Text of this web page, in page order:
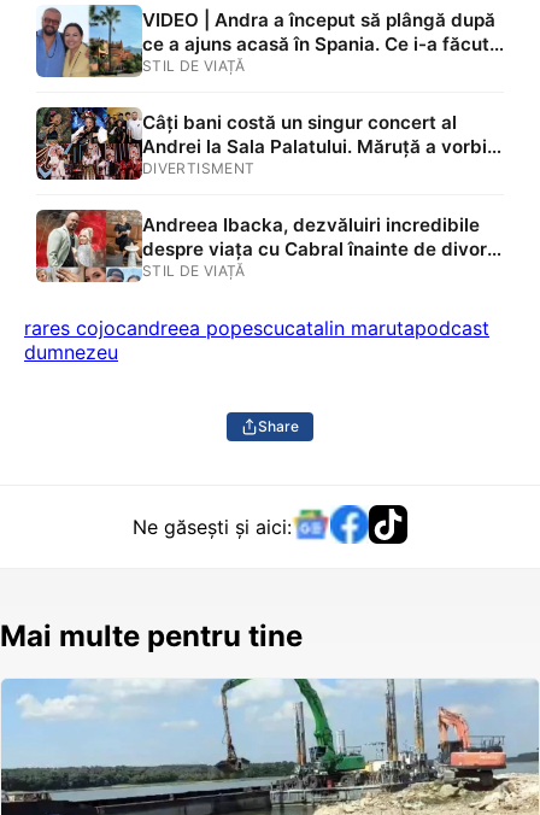
VIDEO | Andra a început să plângă după
ce a ajuns acasă în Spania. Ce i-a făcut
Măruță
STIL DE VIAȚĂ
Câți bani costă un singur concert al
Andrei la Sala Palatului. Măruță a vorbit
despre cheltuielile uriașe
DIVERTISMENT
Andreea Ibacka, dezvăluiri incredibile
despre viața cu Cabral înainte de divorț:
„Mergeam cu tocuri prin casă”. Cum
ce s-a întâmplat între ei după 15 ani
STIL DE VIAȚĂ
rares cojocandreea popescucatalin marutapodcast
dumnezeu
Share
Ne găsești și aici:
Mai multe pentru tine